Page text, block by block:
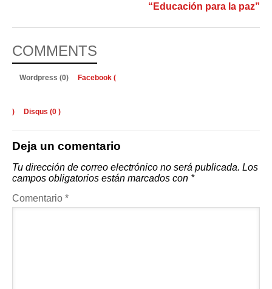
“Educación para la paz”
COMMENTS
Wordpress (0) Facebook (
) Disqus (0 )
Deja un comentario
Tu dirección de correo electrónico no será publicada. Los
campos obligatorios están marcados con *
Comentario *